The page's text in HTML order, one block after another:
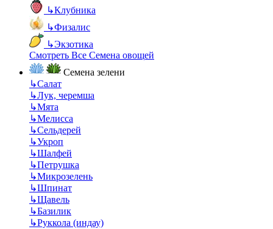
↳Клубника
↳Физалис
↳Экзотика
Смотреть Все Семена овощей
Семена зелени
↳Салат
↳Лук, черемша
↳Мята
↳Мелисса
↳Сельдерей
↳Укроп
↳Шалфей
↳Петрушка
↳Микрозелень
↳Шпинат
↳Щавель
↳Базилик
↳Руккола (индау)